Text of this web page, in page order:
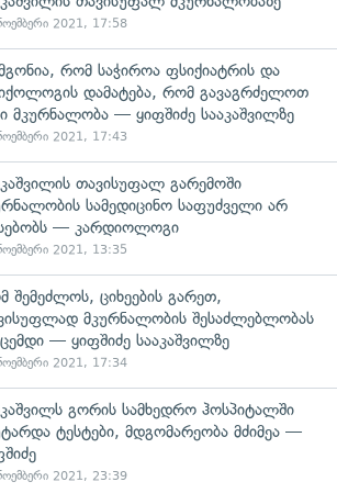
2021, 17:58
რომ საჭიროა ფსიქიატრის და
დამატება, რომ გავაგრძელოთ
მკურნალობა — ყიფშიძე სააკაშვილზე
2021, 17:43
თავისუფალ გარემოში
სამედიცინო საფუძველი არ
— კარდიოლოგი
2021, 13:35
შემეძლოს, ციხეების გარეთ,
მკურნალობის შესაძლებლობას
— ყიფშიძე სააკაშვილზე
2021, 17:34
გორის სამხედრო ჰოსპიტალში
ტესტები, მდგომარეობა მძიმეა —
2021, 23:39